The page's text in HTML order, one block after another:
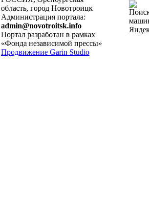
область, город Новотроицк
Администрация портала:
admin@novotroitsk.info
Портал разработан в рамках
«Фонда независимой прессы»
Продвижение Garin Studio